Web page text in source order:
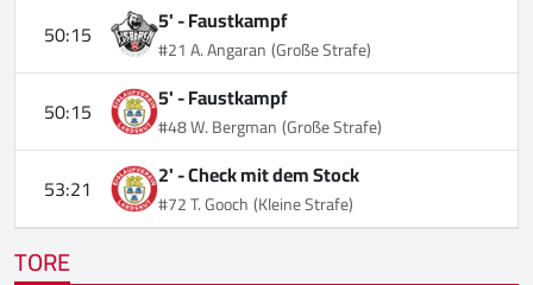
50:15 5' -Faustkampf
#21 A. Angaran(Große Strafe)
50:15 5' -Faustkampf
#48 W. Bergman(Große Strafe)
53:21 2' -Check mit dem Stock
#72 T. Gooch(Kleine Strafe)
TORE